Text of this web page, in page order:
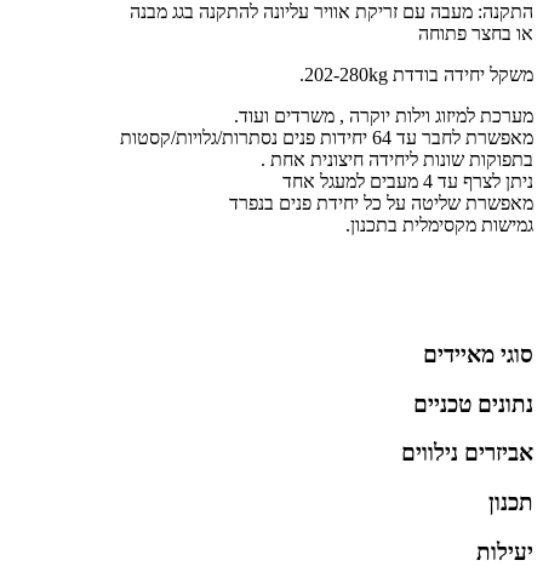
התקנה: מעבה עם זריקת אוויר עליונה להתקנה בגג מבנה
או בחצר פתוחה
משקל יחידה בודדת 202-280kg.
מערכת למיזוג וילות יוקרה , משרדים ועוד.
מאפשרת לחבר עד 64 יחידות פנים נסתרות/גלויות/קסטות
בתפוקות שונות ליחידה חיצונית אחת .
ניתן לצרף עד 4 מעבים למעגל אחד
מאפשרת שליטה על כל יחידת פנים בנפרד
גמישות מקסימלית בתכנון.
סוגי מאיידים
נתונים טכניים
אביזרים נילווים
תכנון
יעילות